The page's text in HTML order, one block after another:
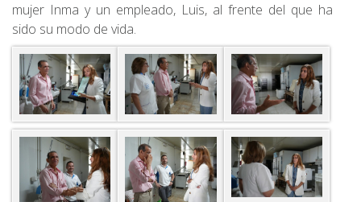
mujer Inma y un empleado, Luis, al frente del que ha
sido su modo de vida.